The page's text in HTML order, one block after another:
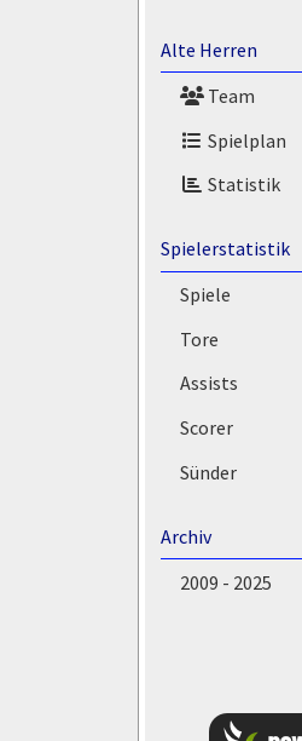
Alte Herren
Team
Spielplan
Statistik
Spielerstatistik
Spiele
Tore
Assists
Scorer
Sünder
Archiv
2009 - 2025